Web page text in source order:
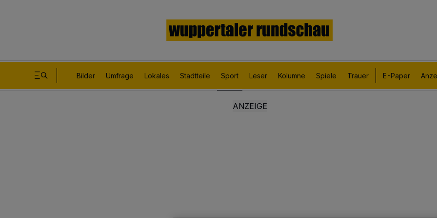
Bilder Umfrage Lokales Stadtteile Sport Leser Kolumne Spiele Trauer E-Paper